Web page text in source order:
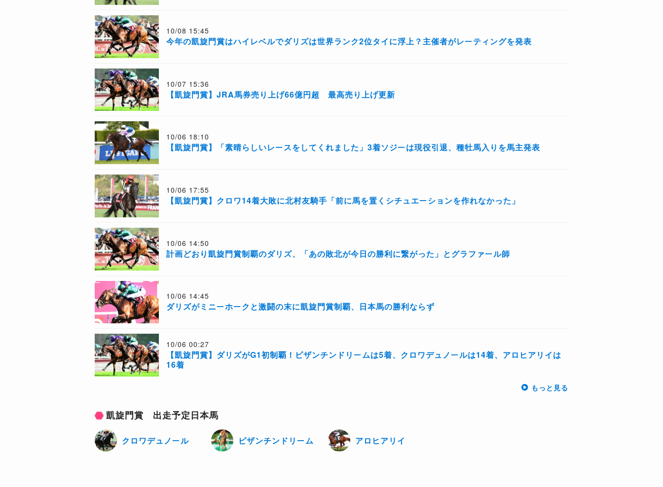
10/08 15:45
今年の凱旋門賞はハイレベルでダリズは世界ランク2位タイに浮上？主催者がレーティングを発表
10/07 15:36
【凱旋門賞】JRA馬券売り上げ66億円超 最高売り上げ更新
10/06 18:10
【凱旋門賞】「素晴らしいレースをしてくれました」3着ソジーは現役引退、種牡馬入りを馬主発表
10/06 17:55
【凱旋門賞】クロワ14着大敗に北村友騎手「前に馬を置くシチュエーションを作れなかった」
10/06 14:50
計画どおり凱旋門賞制覇のダリズ、「あの敗北が今日の勝利に繋がった」とグラファール師
10/06 14:45
ダリズがミニーホークと激闘の末に凱旋門賞制覇、日本馬の勝利ならず
10/06 00:27
【凱旋門賞】ダリズがG1初制覇！ビザンチンドリームは5着、クロワデュノールは14着、アロヒアリイは
16着
もっと見る
凱旋門賞 出走予定日本馬
クロワデュノール ビザンチンドリーム アロヒアリイ